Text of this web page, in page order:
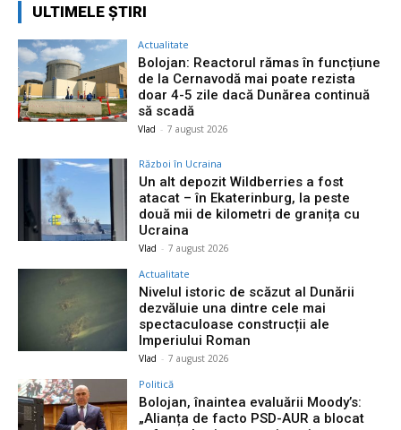
ULTIMELE ȘTIRI
Actualitate
Bolojan: Reactorul rămas în funcțiune
de la Cernavodă mai poate rezista
doar 4-5 zile dacă Dunărea continuă
să scadă
Vlad - 7 august 2026
Război în Ucraina
Un alt depozit Wildberries a fost
atacat – în Ekaterinburg, la peste
două mii de kilometri de granița cu
Ucraina
Vlad - 7 august 2026
Actualitate
Nivelul istoric de scăzut al Dunării
dezvăluie una dintre cele mai
spectaculoase construcții ale
Imperiului Roman
Vlad - 7 august 2026
Politică
Bolojan, înaintea evaluării Moody’s:
„Alianța de facto PSD-AUR a blocat